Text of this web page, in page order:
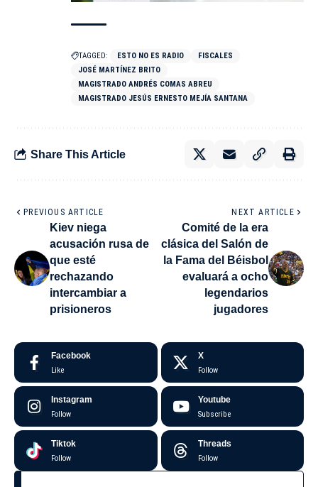
TAGGED: ESTO NO ES RADIO
FISCALES
JOSÉ MARTÍNEZ BRITO
MAGISTRADO ANDRÉS COMAS ABREU
MAGISTRADO JESÚS ERNESTO MEJÍA SANTANA
Share This Article
PREVIOUS ARTICLE
Kiev niega
acusación rusa de
que esté
rechazando
intercambiar a
prisioneros
NEXT ARTICLE
Comité de la era
clásica del Salón de
la Fama del Béisbol
evaluará a ocho
legendarios
jugadores
Facebook
Like
X
Follow
Instagram
Follow
Youtube
Subscribe
Tiktok
Follow
Threads
Follow